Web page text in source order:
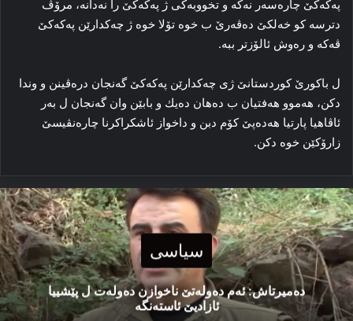
پەكەكێ چارەسەر نەكە و تخووبەكی ژ پەكەكێ را نەدانە، مرۆڤ
دترسە كو خەلكێ دەڤەرێ ب خوە تۆلا خوە ژ چەكدارێن پەكەكێ
ڤەكە و رەوش ئالۆزتر ببە.
ل باكورێ كوردستانێ ژی چەكدارێن پەكەكێ گەنجان درەڤینن و وندا
دكن، ھەموو ھەفتیان ب دەھان دەیك و بابێن وان گەنجان ل بەر
ئاڤاھیا پارتیا ھەدەپێ كۆم دبن و داخواز ئاشكراكرنا چارەنڤیسێ
زارۆكێن خوە دكن.
سیاسی
دەمیرتاش: ئەم دەولەتێ ناخوازن دەولەت ل پێشییا
ئازادیێ ئاستەنگە